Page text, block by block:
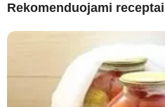
Rekomenduojami receptai